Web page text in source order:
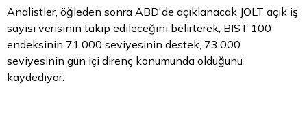
Analistler, öğleden sonra ABD'de açıklanacak JOLT açık iş
sayısı verisinin takip edileceğini belirterek, BIST 100
endeksinin 71.000 seviyesinin destek, 73.000
seviyesinin gün içi direnç konumunda olduğunu
kaydediyor.